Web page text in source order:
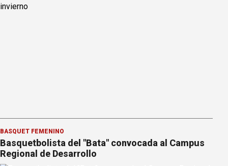
BÁSQUET FEMENINO
Basquetbolista del "Bata" convocada al Campus
Regional de Desarrollo